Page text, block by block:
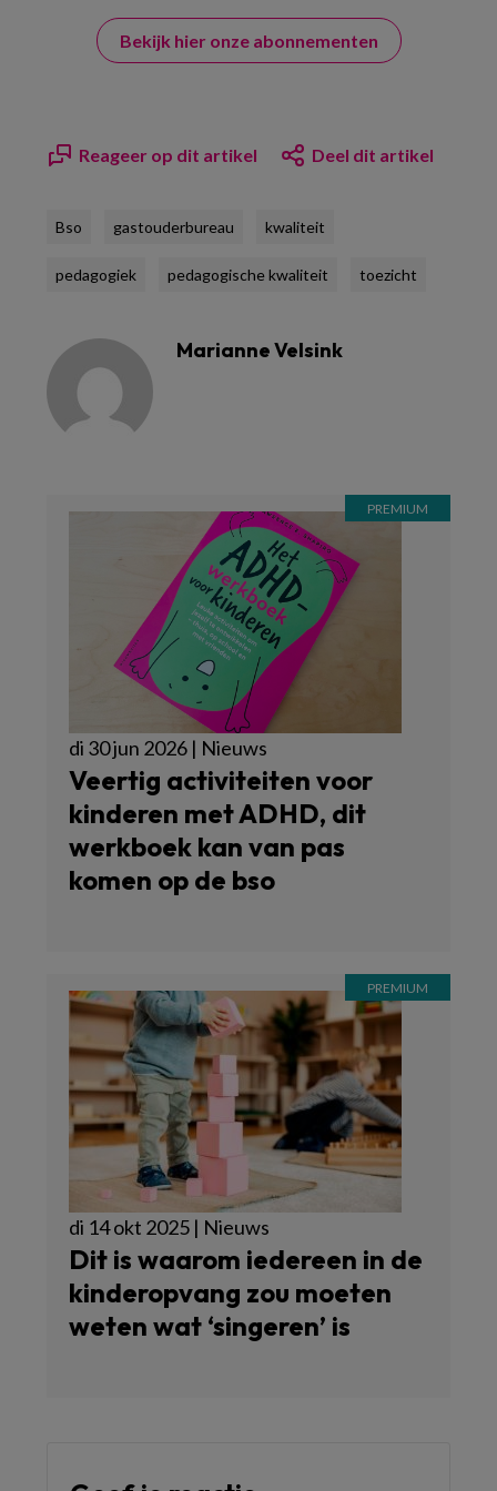
Bekijk hier onze abonnementen
Reageer op dit artikel Deel dit artikel
Bso gastouderbureau kwaliteit
pedagogiek pedagogische kwaliteit toezicht
Marianne Velsink
di 30 jun 2026 | Nieuws
Veertig activiteiten voor
kinderen met ADHD, dit
werkboek kan van pas
komen op de bso
di 14 okt 2025 | Nieuws
Dit is waarom iedereen in de
kinderopvang zou moeten
weten wat ‘singeren’ is